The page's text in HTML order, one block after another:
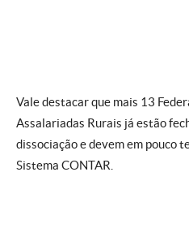
Vale destacar que mais 13
Assalariadas Rurais já estão
dissociação e devem em pouco
Sistema CONTAR.